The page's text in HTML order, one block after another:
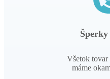
Šperky
Všetok tovar
máme